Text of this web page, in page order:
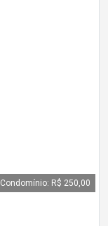
Condomínio: R$ 250,00